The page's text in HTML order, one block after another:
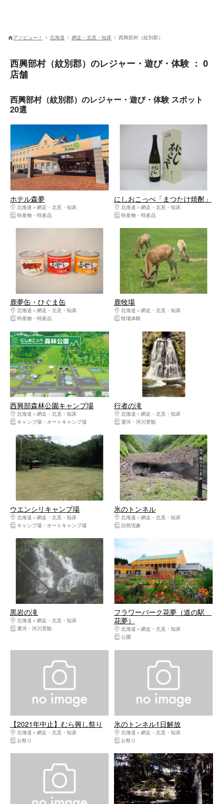
アソビュー！ 北海道 網走・北見・知床 西興部村（紋別郡）
西興部村（紋別郡）のレジャー・遊び・体験 ： 0
店舗
西興部村（紋別郡）のレジャー・遊び・体験 スポット
20選
ホテル森夢
北海道
網走・北見・知床
特産物・特産品
にしおこっぺ「まつたけ焼酎」
北海道
網走・北見・知床
特産物・特産品
鹿夢缶・ひぐま缶
北海道
網走・北見・知床
特産物・特産品
鹿牧場
北海道
網走・北見・知床
牧場体験
西興部森林公園キャンプ場
北海道
網走・北見・知床
キャンプ場・オートキャンプ場
行者の滝
北海道
網走・北見・知床
運河・河川景観
ウエンシリキャンプ場
北海道
網走・北見・知床
キャンプ場・オートキャンプ場
氷のトンネル
北海道
網走・北見・知床
自然現象
黒岩の滝
北海道
網走・北見・知床
運河・河川景観
フラワーパーク花夢（道の駅
花夢）
北海道
網走・北見・知床
公園
【2021年中止】むら興し祭り
北海道
網走・北見・知床
お祭り
氷のトンネル1日解放
北海道
網走・北見・知床
お祭り